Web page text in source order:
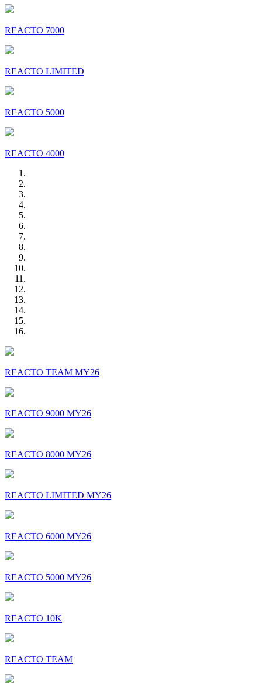
REACTO 7000
REACTO LIMITED
REACTO 5000
REACTO 4000
REACTO TEAM MY26
REACTO 9000 MY26
REACTO 8000 MY26
REACTO LIMITED MY26
REACTO 6000 MY26
REACTO 5000 MY26
REACTO 10K
REACTO TEAM